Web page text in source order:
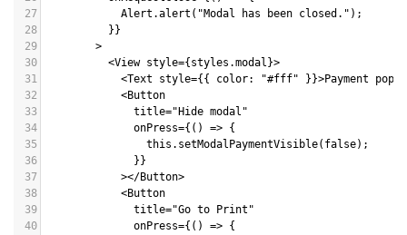
27
            Alert.alert("Modal has been closed.");
28
          }}
29
        >
30
          <View style={styles.modal}>
31
<Text style={{ color: "#fff" }}>Payment
32
            <Button
33
              title="Hide modal"
34
              onPress={() => {
35
                this.setModalPaymentVisible(false);
36
              }}
37
            ></Button>
38
            <Button
39
              title="Go to Print"
40
              onPress={() => {